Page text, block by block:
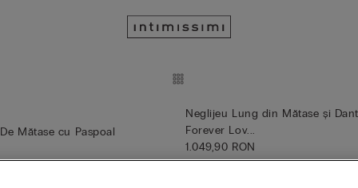
Mătase cu Paspoal
Neglijeu Lung din Mătase și
Forever Lov...
1.049,90 RON